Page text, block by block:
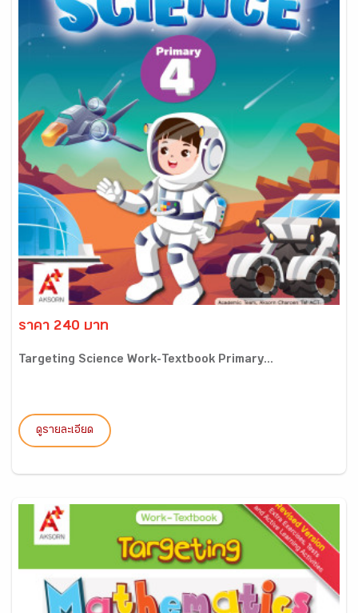
ราคา 240 บาท
Targeting Science Work-Textbook Primary...
ดูรายละเอียด